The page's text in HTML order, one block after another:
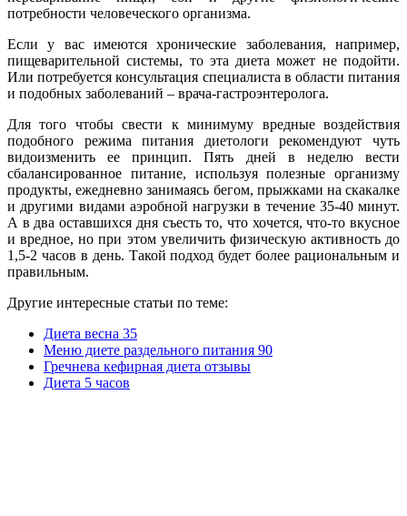
потребности человеческого организма.
Если у вас имеются хронические заболевания, например,
пищеварительной системы, то эта диета может не подойти.
Или потребуется консультация специалиста в области питания
и подобных заболеваний – врача-гастроэнтеролога.
Для того чтобы свести к минимуму вредные воздействия
подобного режима питания диетологи рекомендуют чуть
видоизменить ее принцип. Пять дней в неделю вести
сбалансированное питание, используя полезные организму
продукты, ежедневно занимаясь бегом, прыжками на скакалке
и другими видами аэробной нагрузки в течение 35-40 минут.
А в два оставшихся дня съесть то, что хочется, что-то вкусное
и вредное, но при этом увеличить физическую активность до
1,5-2 часов в день. Такой подход будет более рациональным и
правильным.
Другие интересные статьи по теме:
Диета весна 35
Меню диете раздельного питания 90
Гречнева кефирная диета отзывы
Диета 5 часов